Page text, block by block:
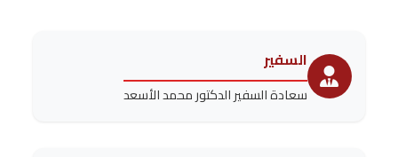
السفير
سعادة السفير الدكتور محمد الأسعد